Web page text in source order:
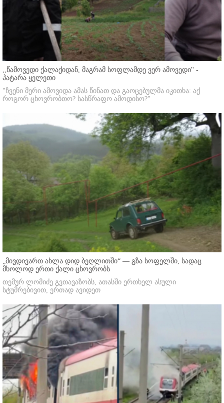
,,წამოვედი ქალაქიდან, მაგრამ სოფლამდე ვერ ამოვედი'' -
პატარა ყელეთი
"ჩვენი მერი ამოვიდა ამას წინათ და გაოცებულმა იკითხა: აქ
როგორ ცხოვრობთო? სასწრაფო ამოდისო?"
„მივდივართ ახლა დიდ ბეღლითში“ — გზა სოფელში, სადაც
მხოლოდ ერთი ქალი ცხოვრობს
თემურ ლომიძე გვთავაზობს, ათასში ერთხელ ასული
სტუმრებივით, ერთად ავიდეთ